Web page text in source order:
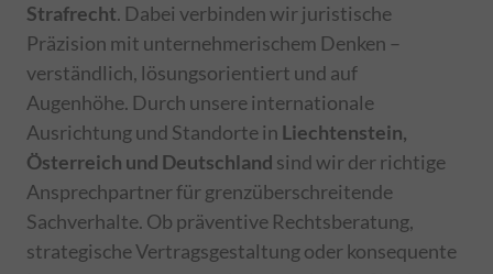
Strafrecht. Dabei verbinden wir juristische
Präzision mit unternehmerischem Denken –
verständlich, lösungsorientiert und auf
Augenhöhe. Durch unsere internationale
Ausrichtung und Standorte in Liechtenstein,
Österreich und Deutschland sind wir der richtige
Ansprechpartner für grenzüberschreitende
Sachverhalte. Ob präventive Rechtsberatung,
strategische Vertragsgestaltung oder konsequente